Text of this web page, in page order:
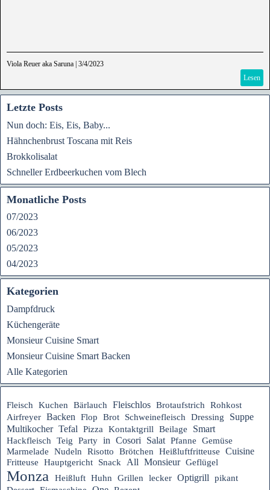
Viola Reuer aka Saruna 3/4/2023
Lesen
Letzte Posts
Nun doch: Eis, Eis, Baby...
Hähnchenbrust Toscana mit Reis
Brokkolisalat
Schneller Erdbeerkuchen vom Blech
Monatliche Posts
07/2023
06/2023
05/2023
04/2023
Kategorien
Dampfdruck
Küchengeräte
Monsieur Cuisine Smart
Monsieur Cuisine Smart Backen
Alle Kategorien
Fleisch Kuchen Bärlauch Fleischlos Brotaufstrich
Rohkost
Airfreyer Backen Flop Brot Schweinefleisch Dressing Suppe
Multikocher Tefal Pizza Kontaktgrill Beilage Smart
Hackfleisch Teig Party in Cosori Salat Pfanne
Gemüse
Marmelade
Nudeln Risotto Brötchen Heißluftfritteuse Cuisine
Fritteuse Hauptgericht Snack All Monsieur Geflügel
Monza Heißluft Huhn Grillen lecker Optigrill
pikant